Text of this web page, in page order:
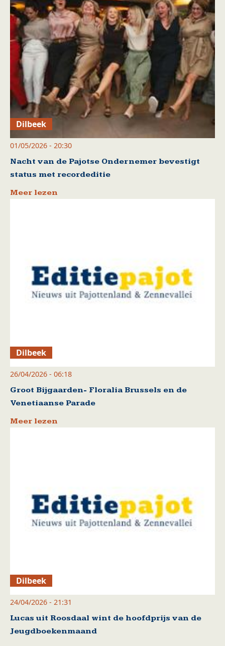
Dilbeek
01/05/2026 - 20:30
Nacht van de Pajotse Ondernemer bevestigt
status met recordeditie
Meer lezen
Dilbeek
26/04/2026 - 06:18
Groot Bijgaarden- Floralia Brussels en de
Venetiaanse Parade
Meer lezen
Dilbeek
24/04/2026 - 21:31
Lucas uit Roosdaal wint de hoofdprijs van de
Jeugdboekenmaand